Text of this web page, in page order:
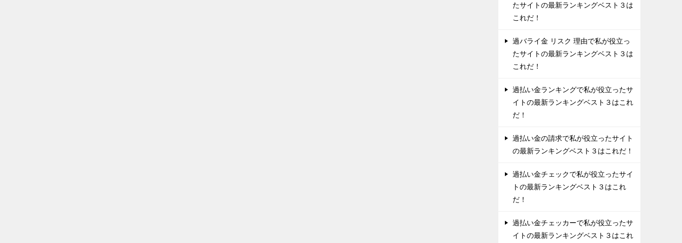
たサイトの最新ランキングベスト３は
これだ！
過バライ金 リスク 理由で私が役立っ
たサイトの最新ランキングベスト３は
これだ！
過払い金ランキングで私が役立ったサ
イトの最新ランキングベスト３はこれ
だ！
過払い金の請求で私が役立ったサイト
の最新ランキングベスト３はこれだ！
過払い金チェックで私が役立ったサイ
トの最新ランキングベスト３はこれ
だ！
過払い金チェッカーで私が役立ったサ
イトの最新ランキングベスト３はこれ